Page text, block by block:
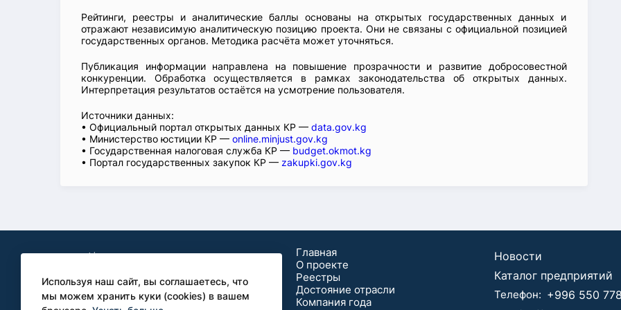
Рейтинги, реестры и аналитические баллы основаны на открытых государственных данных и
отражают независимую аналитическую позицию проекта. Они не связаны с официальной позицией
государственных органов. Методика расчёта может уточняться.
Публикация информации направлена на повышение прозрачности и развитие добросовестной
конкуренции. Обработка осуществляется в рамках законодательства об открытых данных.
Интерпретация результатов остаётся на усмотрение пользователя.
Источники данных:
• Официальный портал открытых данных КР — data.gov.kg
• Министерство юстиции КР — online.minjust.gov.kg
• Государственная налоговая служба КР — budget.okmot.kg
• Портал государственных закупок КР — zakupki.gov.kg
Используя наш сайт, вы соглашаетесь, что
мы можем хранить куки (cookies) в вашем
Главная
О проекте
Реестры
Достояние отрасли
Компания года
Новости
Каталог предприятий
Телефон: +996 550